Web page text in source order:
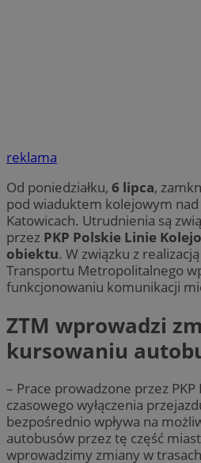
reklama
Od poniedziałku, 6 lipca,
pod wiaduktem kolejowym
Katowicach. Utrudnienia są
przez PKP Polskie Linie
obiektu. W związku z
Transportu Metropolitalnego
funkcjonowaniu komunikacji
ZTM wprowadzi
kursowaniu
– Prace prowadzone przez PKP
czasowego wyłączenia
bezpośrednio wpływa na
autobusów przez tę część
wprowadzimy zmiany w